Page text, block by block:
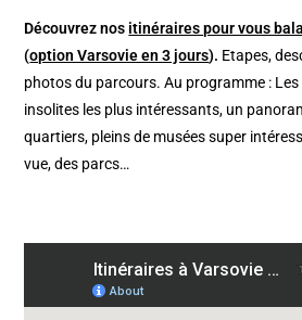
Découvrez nos itinéraires pour vous
(option Varsovie en 3 jours). Etapes,
photos du parcours. Au programme :
insolites les plus intéressants, un
quartiers, pleins de musées super
vue, des parcs…